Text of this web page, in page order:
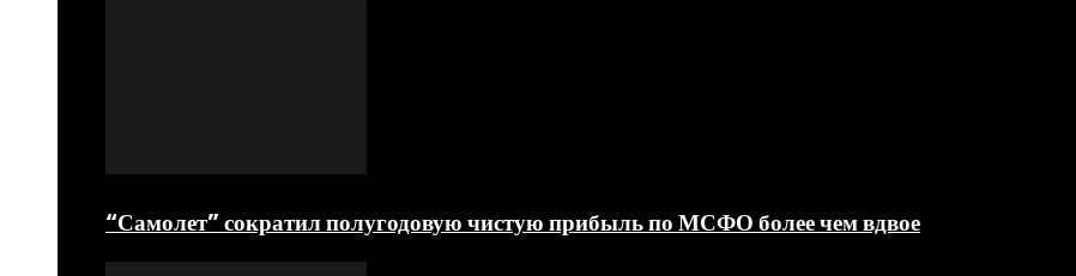
“Самолет” сократил полугодовую чистую прибыль по МСФО более чем вдвое